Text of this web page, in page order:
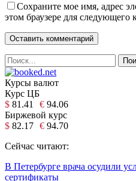
Сохраните мое имя, адрес
этом браузере для следующего
Курсы валют
Курс ЦБ
$ 81.41 € 94.06
Биржевой курс
$ 82.17 € 94.70
Сейчас читают:
В Петербурге врача осудили
сертификаты